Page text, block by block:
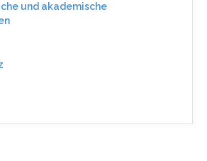
und akademische